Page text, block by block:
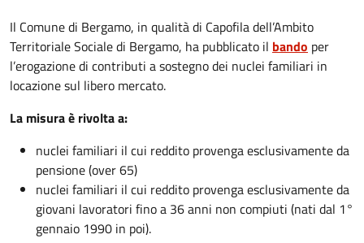
Il Comune di Bergamo, in qualità di Capofila dell’Ambito
Territoriale Sociale di Bergamo, ha pubblicato il bando per
l’erogazione di contributi a sostegno dei nuclei familiari in
locazione sul libero mercato.
La misura è rivolta a:
nuclei familiari il cui reddito provenga esclusivamente da
pensione (over 65)
nuclei familiari il cui reddito provenga esclusivamente da
giovani lavoratori fino a 36 anni non compiuti (nati dal 1°
gennaio 1990 in poi).